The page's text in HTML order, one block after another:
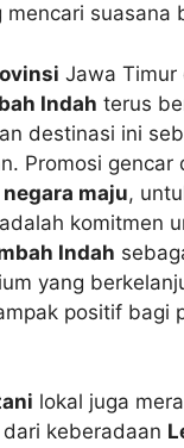
mencari suasana
Jawa Timur
Indah terus
destinasi ini
Promosi gencar
negara maju,
komitmen
Indah
yang
positif bagi
lokal juga
keberadaan